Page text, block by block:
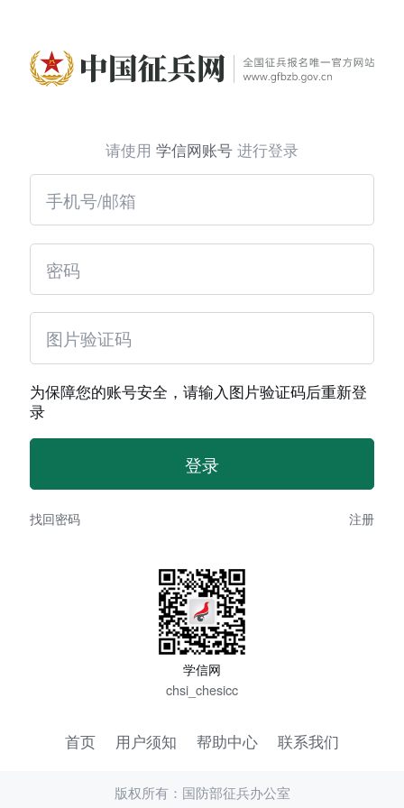
请使用 学信网账号 进行登录
为保障您的账号安全，请输入图片验证码后重新登
录
找回密码 注册
学信网
chsi_chesicc
首页 用户须知 帮助中心 联系我们
版权所有：国防部征兵办公室